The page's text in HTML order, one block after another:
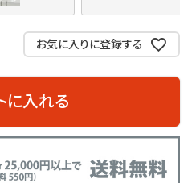
お気に入りに登録する
に入れる